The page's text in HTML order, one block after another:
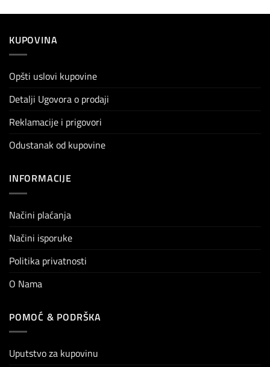
KUPOVINA
Opšti uslovi kupovine
Detalji Ugovora o prodaji
Reklamacije i prigovori
Odustanak od kupovine
INFORMACIJE
Načini plaćanja
Načini isporuke
Politika privatnosti
O Nama
POMOĆ & PODRŠKA
Uputstvo za kupovinu